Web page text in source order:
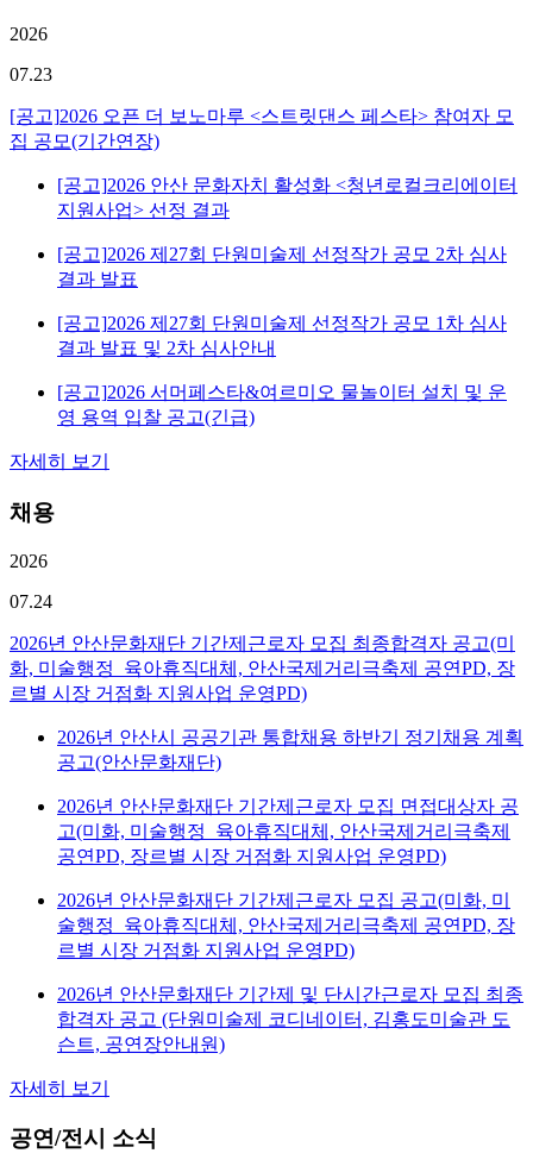
2026
07.23
[공고]2026 오픈 더 보노마루 <스트릿댄스 페스타> 참여자 모
집 공모(기간연장)
[공고]2026 안산 문화자치 활성화 <청년로컬크리에이터
지원사업> 선정 결과
[공고]2026 제27회 단원미술제 선정작가 공모 2차 심사
결과 발표
[공고]2026 제27회 단원미술제 선정작가 공모 1차 심사
결과 발표 및 2차 심사안내
[공고]2026 서머페스타&여르미오 물놀이터 설치 및 운
영 용역 입찰 공고(긴급)
자세히 보기
채용
2026
07.24
2026년 안산문화재단 기간제근로자 모집 최종합격자 공고(미
화, 미술행정_육아휴직대체, 안산국제거리극축제 공연PD, 장
르별 시장 거점화 지원사업 운영PD)
2026년 안산시 공공기관 통합채용 하반기 정기채용 계획
공고(안산문화재단)
2026년 안산문화재단 기간제근로자 모집 면접대상자 공
고(미화, 미술행정_육아휴직대체, 안산국제거리극축제
공연PD, 장르별 시장 거점화 지원사업 운영PD)
2026년 안산문화재단 기간제근로자 모집 공고(미화, 미
술행정_육아휴직대체, 안산국제거리극축제 공연PD, 장
르별 시장 거점화 지원사업 운영PD)
2026년 안산문화재단 기간제 및 단시간근로자 모집 최종
합격자 공고 (단원미술제 코디네이터, 김홍도미술관 도
슨트, 공연장안내원)
자세히 보기
공연/전시 소식